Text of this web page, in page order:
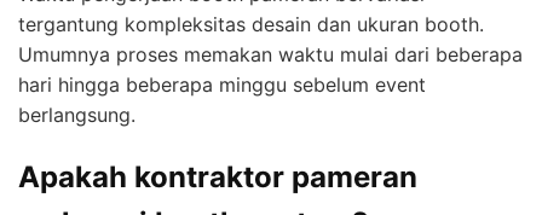
tergantung kompleksitas desain dan ukuran booth.
Umumnya proses memakan waktu mulai dari beberapa
hari hingga beberapa minggu sebelum event
berlangsung.
Apakah kontraktor pameran